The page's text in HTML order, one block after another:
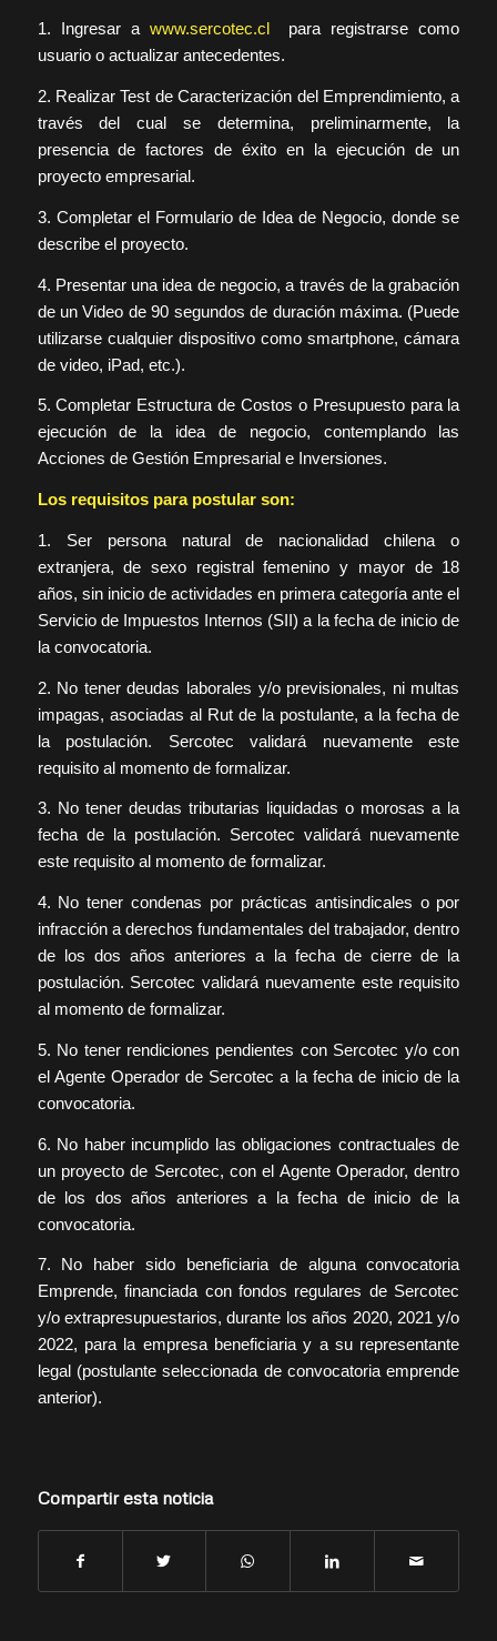
1. Ingresar a www.sercotec.clpara registrarse como
usuario o actualizar antecedentes.
2. Realizar Test de Caracterización del Emprendimiento, a
través del cual se determina, preliminarmente, la
presencia de factores de éxito en la ejecución de un
proyecto empresarial.
3. Completar el Formulario de Idea de Negocio, donde se
describe el proyecto.
4. Presentar una idea de negocio, a través de la grabación
de un Video de 90 segundos de duración máxima. (Puede
utilizarse cualquier dispositivo como smartphone, cámara
de video, iPad, etc.).
5. Completar Estructura de Costos o Presupuesto para la
ejecución de la idea de negocio, contemplando las
Acciones de Gestión Empresarial e Inversiones.
Los requisitos para postular son:
1. Ser persona natural de nacionalidad chilena o
extranjera, de sexo registral femenino y mayor de 18
años, sin inicio de actividades en primera categoría ante el
Servicio de Impuestos Internos (SII) a la fecha de inicio de
la convocatoria.
2. No tener deudas laborales y/o previsionales, ni multas
impagas, asociadas al Rut de la postulante, a la fecha de
la postulación. Sercotec validará nuevamente este
requisito al momento de formalizar.
3. No tener deudas tributarias liquidadas o morosas a la
fecha de la postulación. Sercotec validará nuevamente
este requisito al momento de formalizar.
4. No tener condenas por prácticas antisindicales o por
infracción a derechos fundamentales del trabajador, dentro
de los dos años anteriores a la fecha de cierre de la
postulación. Sercotec validará nuevamente este requisito
al momento de formalizar.
5. No tener rendiciones pendientes con Sercotec y/o con
el Agente Operador de Sercotec a la fecha de inicio de la
convocatoria.
6. No haber incumplido las obligaciones contractuales de
un proyecto de Sercotec, con el Agente Operador, dentro
de los dos años anteriores a la fecha de inicio de la
convocatoria.
7. No haber sido beneficiaria de alguna convocatoria
Emprende, financiada con fondos regulares de Sercotec
y/o extrapresupuestarios, durante los años 2020, 2021 y/o
2022, para la empresa beneficiaria y a su representante
legal (postulante seleccionada de convocatoria emprende
anterior).
Compartir esta noticia